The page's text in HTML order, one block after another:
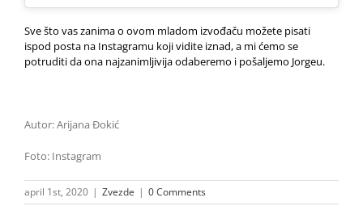
Sve što vas zanima o ovom mladom izvođaču možete pisati
ispod posta na Instagramu koji vidite iznad, a mi ćemo se
potruditi da ona najzanimljivija odaberemo i pošaljemo Jorgeu.
Autor: Arijana Đokić
Foto: Instagram
april 1st, 2020 | Zvezde | 0 Comments